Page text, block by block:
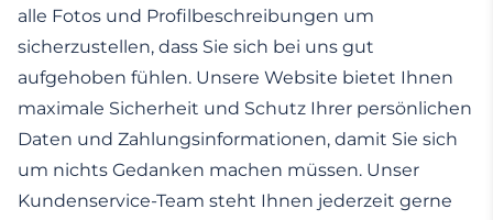
alle Fotos und Profilbeschreibungen um
sicherzustellen, dass Sie sich bei uns gut
aufgehoben fühlen. Unsere Website bietet Ihnen
maximale Sicherheit und Schutz Ihrer persönlichen
Daten und Zahlungsinformationen, damit Sie sich
um nichts Gedanken machen müssen. Unser
Kundenservice-Team steht Ihnen jederzeit gerne